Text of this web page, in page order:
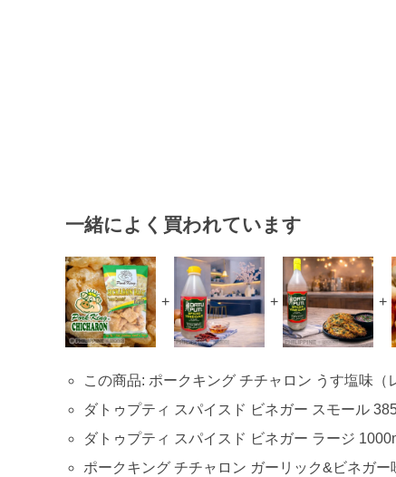
一緒によく買われています
+ + +
この商品: ポークキング チチャロン うす塩味
ダトゥプティ スパイスド ビネガー スモール
ダトゥプティ スパイスド ビネガー ラージ
ポークキング チチャロン ガーリック&ビネガ